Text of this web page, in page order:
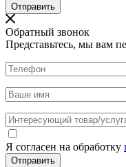
Обратный звонок
Представьтесь, мы вам
Я согласен на обработку